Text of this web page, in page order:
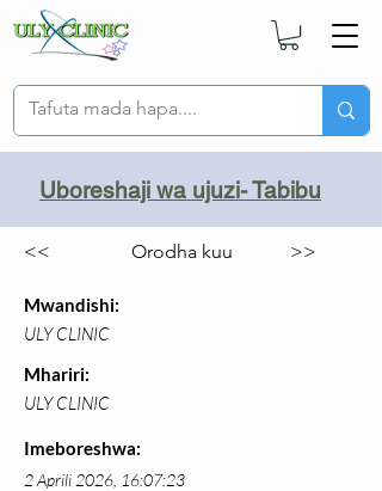
Uboreshaji wa ujuzi- Tabibu
<< Orodha kuu >>
Mwandishi:
ULY CLINIC
Mhariri:
ULY CLINIC
Imeboreshwa:
2 Aprili 2026, 16:07:23